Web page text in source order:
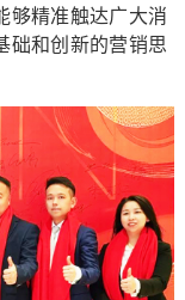
够精准触达广大消
础和创新的营销思